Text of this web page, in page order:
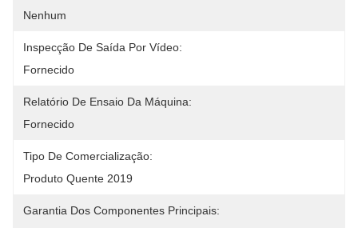
Nenhum
Inspecção De Saída Por Vídeo:
Fornecido
Relatório De Ensaio Da Máquina:
Fornecido
Tipo De Comercialização:
Produto Quente 2019
Garantia Dos Componentes Principais: